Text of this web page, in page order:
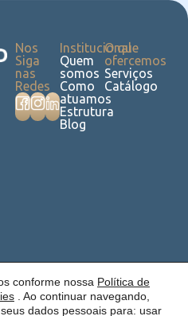
Institucional
Quem
somos
Como
atuamos
Estrutura
Blog
O que
ofercemos
Serviços
Catálogo
Nos
Siga
nas
Redes
Trabalhe
Conosco
Desenvolvido
por Anfi Consulting
conforme nossa Política de
. Ao continuar navegando,
dados pessoais para: usar